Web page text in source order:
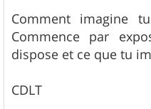
g
e
Comment imagine
Commence par
dispose et ce que tu
CDLT